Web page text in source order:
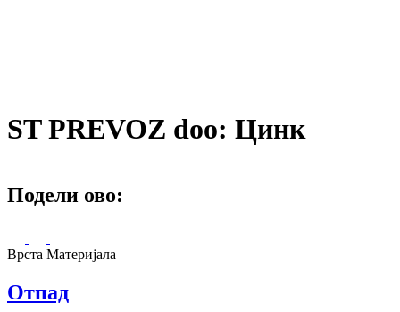
ST PREVOZ doo: Цинк
Подели ово:
Врста Материјала
Отпад